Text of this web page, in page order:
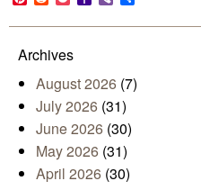
Mail
Archives
August 2026 (7)
July 2026 (31)
June 2026 (30)
May 2026 (31)
April 2026 (30)